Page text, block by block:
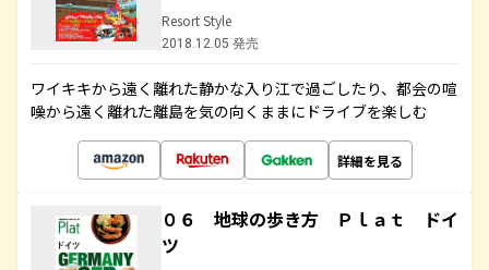
Resort Style
2018.12.05 発売
ワイキキから遠く離れた静かな入り江で過ごしたり、都会の喧
噪から遠く離れた離島を気の向くままにドライブを楽しむ
詳細を見る
０６ 地球の歩き方 Ｐｌａｔ ドイ
ツ